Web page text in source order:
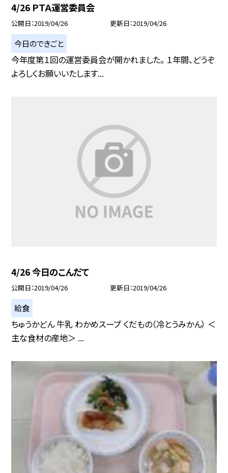
4/26 ＰＴＡ運営委員会
公開日 2019/04/26 更新日 2019/04/26
今日のできごと
今年度第１回の運営委員会が開かれました。 １年間、どうぞ
よろしくお願いいたします...
4/26 今日のこんだて
公開日 2019/04/26 更新日 2019/04/26
給食
ちゅうかどん 牛乳 わかめスープ くだもの（冷とうみかん） ＜
主な食材の産地＞ ...